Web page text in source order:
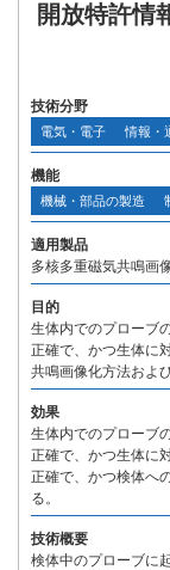
開放特許情
技術分野
電気・電子 情報・
機能
機械・部品の製造
適用製品
多核多重磁気共鳴画
目的
生体内でのプローブ
正確で、かつ生体に
共鳴画像化方法およ
効果
生体内でのプローブ
正確で、かつ生体に
正確で、かつ検体へ
る。
技術概要
検体中のプローブに